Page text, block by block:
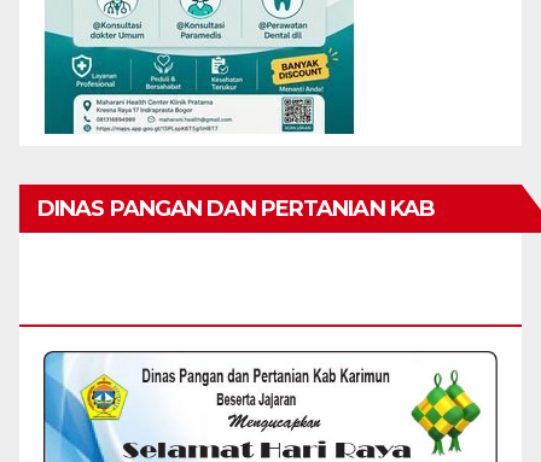
DINAS PANGAN DAN PERTANIAN KAB